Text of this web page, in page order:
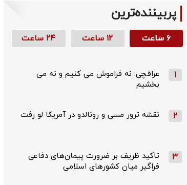
پربیننده‌ترین
۶ ساعت ۱۲ ساعت ۲۴ ساعت
1
عراقچی: نه فراموش می کنیم و نه می
بخشیم
2 نقشه ترور مسی و رونالدو در آمریکا لو رفت
3
تاکید ظریف بر ضرورت پیمان‌های دفاعی
فراگیر میان کشورهای اسلامی